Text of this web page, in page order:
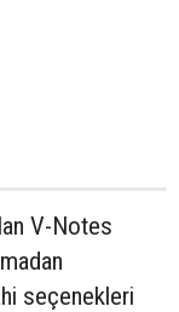
V-Notes
seçenekleri